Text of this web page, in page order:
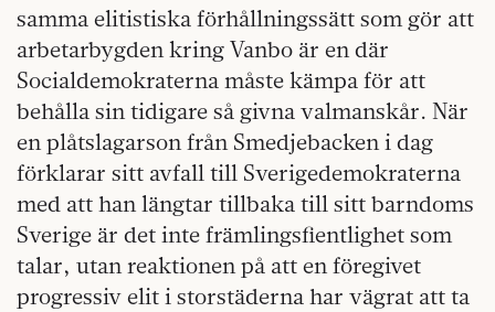
samma elitistiska förhållningssätt som gör att
arbetarbygden kring Vanbo är en där
Socialdemokraterna måste kämpa för att
behålla sin tidigare så givna valmanskår. När
en plåtslagarson från Smedjebacken i dag
förklarar sitt avfall till Sverigedemokraterna
med att han längtar tillbaka till sitt barndoms
Sverige är det inte främlingsfientlighet som
talar, utan reaktionen på att en föregivet
progressiv elit i storstäderna har vägrat att ta